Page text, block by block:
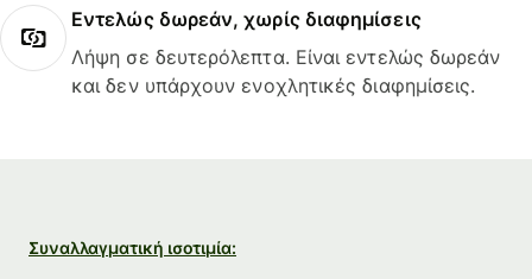
Εντελώς δωρεάν, χωρίς διαφημίσεις
Λήψη σε δευτερόλεπτα. Είναι εντελώς δωρεάν
και δεν υπάρχουν ενοχλητικές διαφημίσεις.
Συναλλαγματική ισοτιμία: